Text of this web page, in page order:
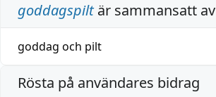
goddagspiltär sammansatt av
goddag och pilt
Rösta på användares bidrag